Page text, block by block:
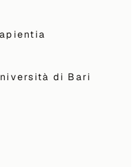
di Bari